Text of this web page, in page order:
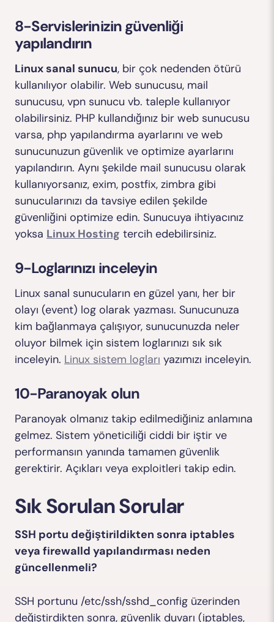
8-Servislerinizin güvenliği
yapılandırın
Linux sanal sunucu, bir çok nedenden ötürü
kullanılıyor olabilir. Web sunucusu, mail
sunucusu, vpn sunucu vb. taleple kullanıyor
olabilirsiniz. PHP kullandığınız bir web sunucusu
varsa, php yapılandırma ayarlarını ve web
sunucunuzun güvenlik ve optimize ayarlarını
yapılandırın. Aynı şekilde mail sunucusu olarak
kullanıyorsanız, exim, postfix, zimbra gibi
sunucularınızı da tavsiye edilen şekilde
güvenliğini optimize edin. Sunucuya ihtiyacınız
yoksa Linux Hosting tercih edebilirsiniz.
9-Loglarınızı inceleyin
Linux sanal sunucuların en güzel yanı, her bir
olayı (event) log olarak yazması. Sunucunuza
kim bağlanmaya çalışıyor, sunucunuzda neler
oluyor bilmek için sistem loglarınızı sık sık
inceleyin. Linux sistem logları yazımızı inceleyin.
10-Paranoyak olun
Paranoyak olmanız takip edilmediğiniz anlamına
gelmez. Sistem yöneticiliği ciddi bir iştir ve
performansın yanında tamamen güvenlik
gerektirir. Açıkları veya exploitleri takip edin.
Sık Sorulan Sorular
SSH portu değiştirildikten sonra iptables
veya firewalld yapılandırması neden
güncellenmeli?
SSH portunu /etc/ssh/sshd_config üzerinden
değiştirdikten sonra, güvenlik duvarı (iptables,